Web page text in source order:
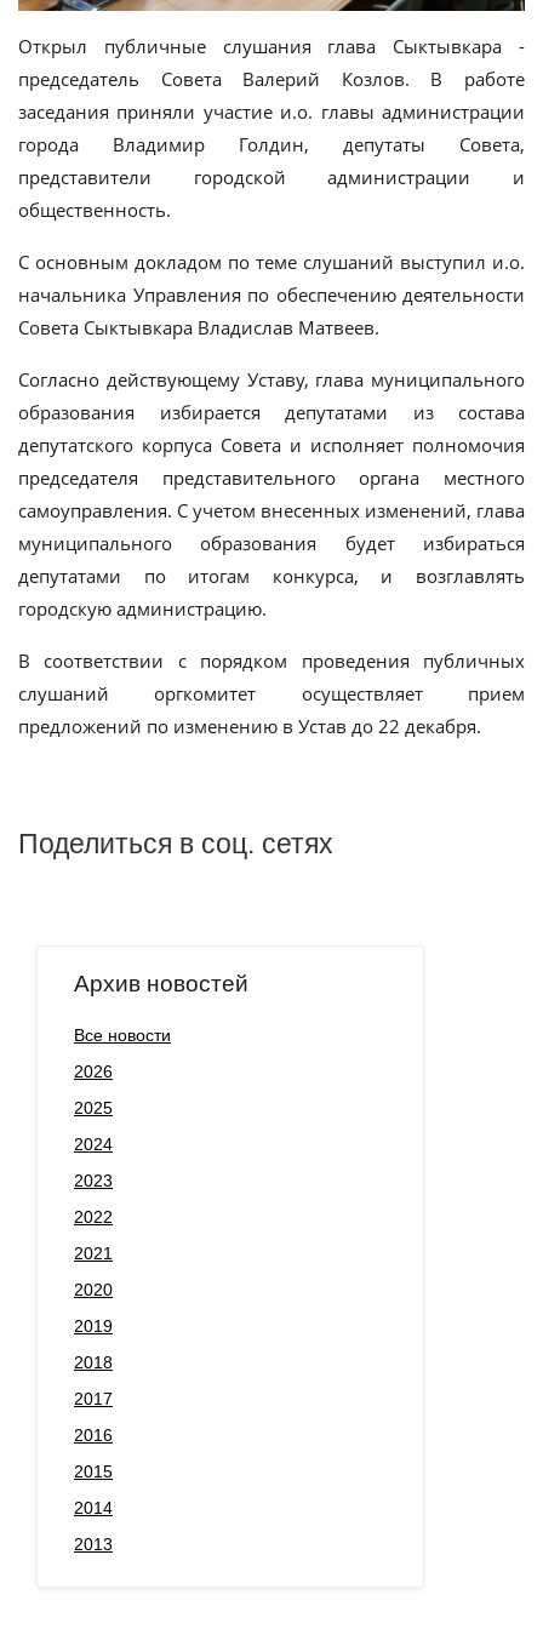
Открыл публичные слушания глава Сыктывкара -
председатель Совета Валерий Козлов. В работе
заседания приняли участие и.о. главы администрации
города Владимир Голдин, депутаты Совета,
представители городской администрации и
общественность.
С основным докладом по теме слушаний выступил и.о.
начальника Управления по обеспечению деятельности
Совета Сыктывкара Владислав Матвеев.
Согласно действующему Уставу, глава муниципального
образования избирается депутатами из состава
депутатского корпуса Совета и исполняет полномочия
председателя представительного органа местного
самоуправления. С учетом внесенных изменений, глава
муниципального образования будет избираться
депутатами по итогам конкурса, и возглавлять
городскую администрацию.
В соответствии с порядком проведения публичных
слушаний оргкомитет осуществляет прием
предложений по изменению в Устав до 22 декабря.
Поделиться в соц. сетях
Архив новостей
Все новости
2026
2025
2024
2023
2022
2021
2020
2019
2018
2017
2016
2015
2014
2013